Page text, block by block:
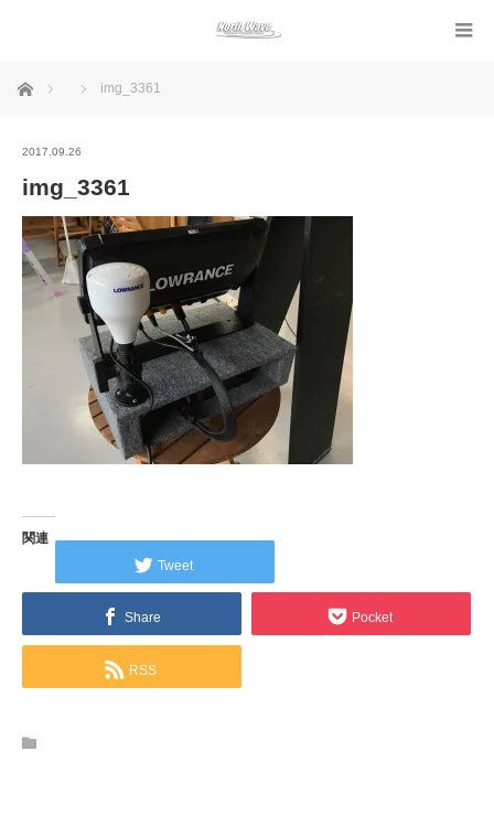
ホーム img_3361
2017.09.26
img_3361
関連
Tweet
Share Pocket
RSS